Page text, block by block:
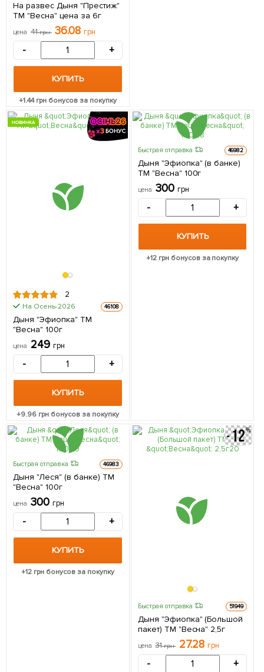
На развес Дыня "Престиж"
ТМ "Весна" цена за 6г
цена 41грн 36.08 грн
- +
КУПИТЬ
+1.44грн бонусов за покупку
НОВИНКА
2
На Осень-2026 46108
Дыня "Эфиопка" ТМ
"Весна" 100г
цена 249 грн
- +
КУПИТЬ
+9.96 грн бонусов за покупку
Быстрая отправка 46982
Дыня "Эфиопка" (в банке)
ТМ "Весна" 100г
цена 300 грн
- +
КУПИТЬ
+12грн бонусов за покупку
Быстрая отправка 46983
Дыня "Леся" (в банке) ТМ
"Весна" 100г
цена 300 грн
- +
КУПИТЬ
+12 грн бонусов за покупку
Быстрая отправка 51949
Дыня "Эфиопка" (Большой
пакет) ТМ "Весна" 2,5г
цена 31грн 27.28 грн
- +